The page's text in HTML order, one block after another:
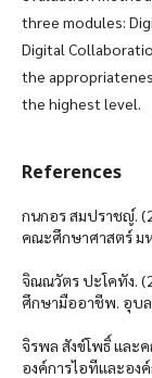
three modules:
Digital
the
the highest level.
References
กนกอร สมปราชญ์.
คณะศึกษาศาสตร์ ม
จิณณวัตร ปะโคทัง.
ศึกษามืออาชีพ. อุบล
จิรพล สังข์โพธิ์ และ
องค์การไอทีและอง